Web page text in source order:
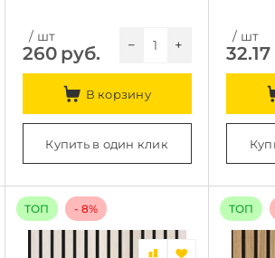
/ шт
260 руб. +
−
В корзину
Купить в один клик
/ шт
32.17
ТОП - 8% ТОП